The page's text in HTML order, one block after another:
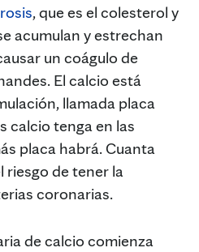
, que es el colesterol y
acumulan y estrechan
un coágulo de
El calcio está
llamada placa
calcio tenga en las
placa habrá. Cuanta
riesgo de tener la
coronarias.
de calcio comienza